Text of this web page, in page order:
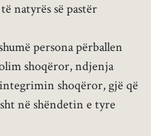
natyrës së pastër
persona përballen
shoqëror, ndjenja
shoqëror, gjë që
në shëndetin e tyre